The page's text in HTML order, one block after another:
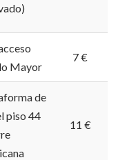
Mayor
7 €
de
piso 44
11 €